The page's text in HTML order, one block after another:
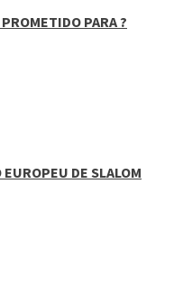
PARA ?
DE SLALOM